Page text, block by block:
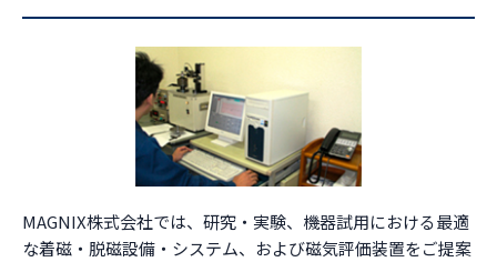
MAGNIX株式会社では、研究・実験、機器試用における最適
な着磁・脱磁設備・システム、および磁気評価装置をご提案